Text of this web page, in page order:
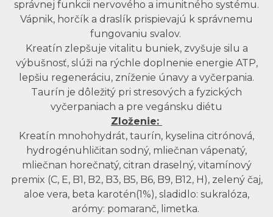
správnej funkcii nervového a imunitného systému.
Vápnik, horčík a draslík prispievajú k správnemu
fungovaniu svalov.
Kreatín zlepšuje vitalitu buniek, zvyšuje silu a
výbušnosť, slúži na rýchle doplnenie energie ATP,
lepšiu regeneráciu, zníženie únavy a vyčerpania.
Taurín je dôležitý pri stresových a fyzických
vyčerpaniach a pre vegánsku diétu
Zloženie:
Kreatín mnohohydrát, taurín, kyselina citrónová,
hydrogénuhličitan sodný, mliečnan vápenatý,
mliečnan horečnatý, citran draselný, vitamínový
premix (C, E, B1, B2, B3, B5, B6, B9, B12, H), zelený čaj,
aloe vera, beta karotén(1%), sladidlo: sukralóza,
arómy: pomaranč, limetka.